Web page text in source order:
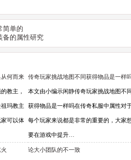
简单的
备的属性研究
何而来
教主，
玛教主
可以体
传奇玩家挑战地图不同获得物品是一样
本文由小编示闲静传奇玩家挑战地图不
获得物品是一样吗在传奇私服中属性对
每个玩家来说都是非常的重要的，大家
要在游戏中提升…
论大小团队的不一致